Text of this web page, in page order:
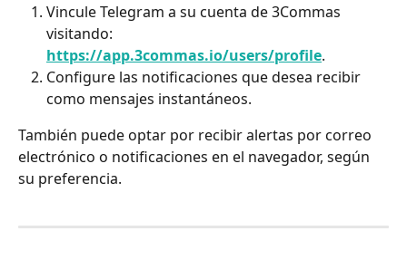
Vincule Telegram a su cuenta de 3Commas
visitando:
https://app.3commas.io/users/profile.
Configure las notificaciones que desea recibir
como mensajes instantáneos.
También puede optar por recibir alertas por correo
electrónico o notificaciones en el navegador, según
su preferencia.